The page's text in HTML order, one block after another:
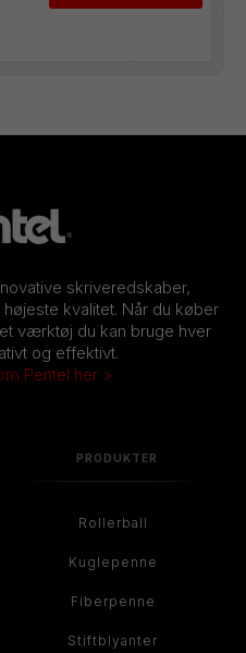
skriveredskaber,
kvalitet. Når du køber
værktøj du kan bruge hver
og effektivt.
Pentel her >
PRODUKTER
Rollerball
Kuglepenne
Fiberpenne
Stiftblyanter